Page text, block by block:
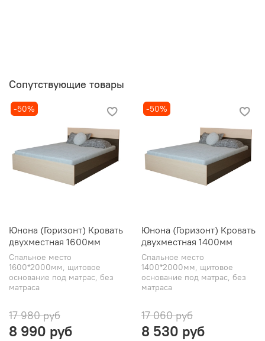
Сопутствующие товары
-50%
Юнона (Горизонт) Кровать
двухместная 1600мм
Спальное место
1600*2000мм, щитовое
основание под матрас, без
матраса
17 980 руб
8 990 руб
-50%
Юнона (Горизонт) Кровать
двухместная 1400мм
Спальное место
1400*2000мм, щитовое
основание под матрас, без
матраса
17 060 руб
8 530 руб